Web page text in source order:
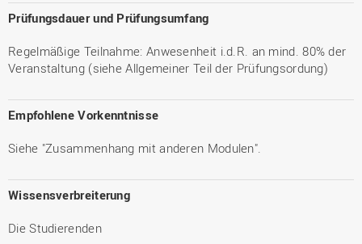
Prüfungsdauer und Prüfungsumfang
Regelmäßige Teilnahme: Anwesenheit i.d.R. an mind. 80% der
Veranstaltung (siehe Allgemeiner Teil der Prüfungsordung)
Empfohlene Vorkenntnisse
Siehe "Zusammenhang mit anderen Modulen".
Wissensverbreiterung
Die Studierenden